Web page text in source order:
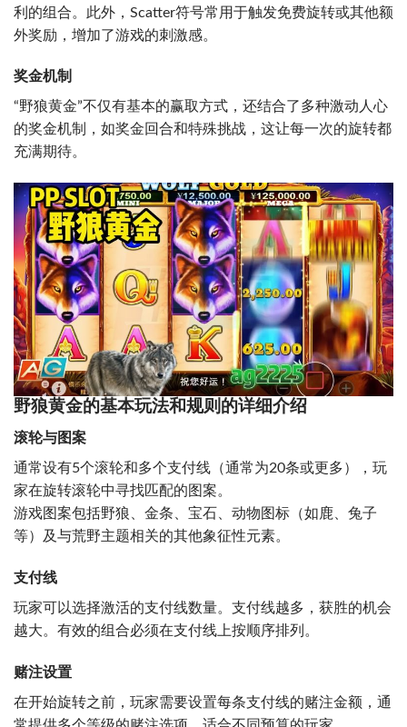
利的组合。此外，Scatter符号常用于触发免费旋转或其他额
外奖励，增加了游戏的刺激感。
奖金机制
“野狼黄金”不仅有基本的赢取方式，还结合了多种激动人心
的奖金机制，如奖金回合和特殊挑战，这让每一次的旋转都
充满期待。
野狼黄金的基本玩法和规则的详细介绍
滚轮与图案
通常设有5个滚轮和多个支付线（通常为20条或更多），玩
家在旋转滚轮中寻找匹配的图案。
游戏图案包括野狼、金条、宝石、动物图标（如鹿、兔子
等）及与荒野主题相关的其他象征性元素。
支付线
玩家可以选择激活的支付线数量。支付线越多，获胜的机会
越大。有效的组合必须在支付线上按顺序排列。
赌注设置
在开始旋转之前，玩家需要设置每条支付线的赌注金额，通